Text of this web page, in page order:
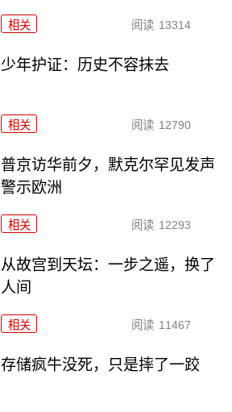
相关 阅读 13314
少年护证：历史不容抹去
相关 阅读 12790
普京访华前夕，默克尔罕见发声
警示欧洲
相关 阅读 12293
从故宫到天坛：一步之遥，换了
人间
相关 阅读 11467
存储疯牛没死，只是摔了一跤